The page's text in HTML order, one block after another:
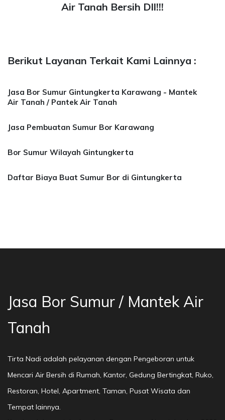
Air Tanah Bersih Dll!!!
Berikut Layanan Terkait Kami Lainnya :
Jasa Bor Sumur Gintungkerta Karawang - Mantek
Air Tanah / Pantek Air Tanah
Jasa Pembuatan Sumur Bor Karawang
Bor Sumur Wilayah Gintungkerta
Daftar Biaya Buat Sumur Bor di Gintungkerta
Jasa Bor Sumur / Mantek Air
Tanah
Tirta Nadi adalah pelayanan dengan Pengeboran untuk
Mencari Air Bersih di Rumah, Kantor, Gedung Bertingkat, Ruko,
Restoran, Hotel, Apartment, Taman, Pusat Wisata dan
Tempat lainnya.